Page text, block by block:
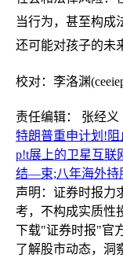
当行为，甚至构成
还可能对孩子的未
校对：李洛渊
责任编辑： 张经义
特朗普重申计划!阻
p!t展上的卫星互联
结—束;八年海外持
声明：证券时报力
考，不构成实质性
下载"证券时报"官
了解股市动态，洞